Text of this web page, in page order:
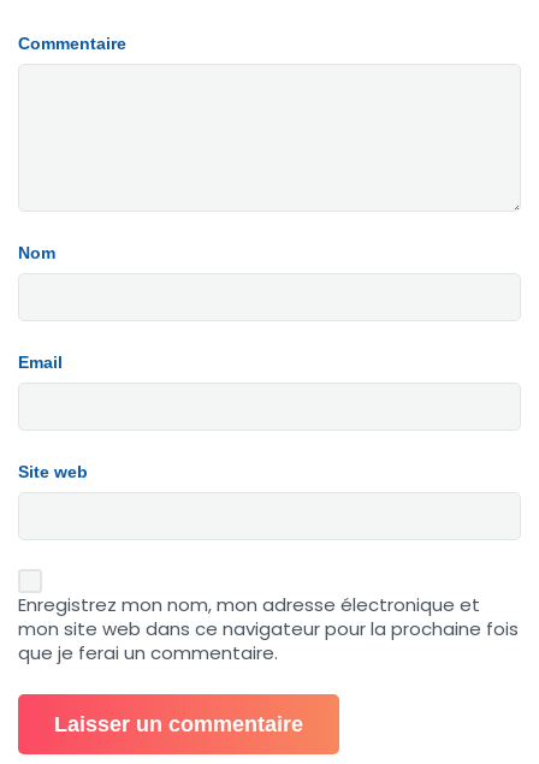
Commentaire
Nom
Email
Site web
Enregistrez mon nom, mon adresse électronique et
mon site web dans ce navigateur pour la prochaine fois
que je ferai un commentaire.